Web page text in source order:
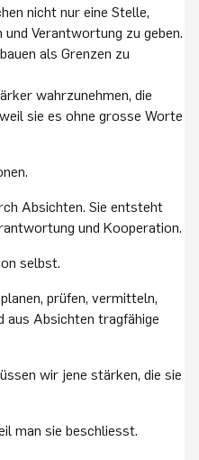
nicht nur eine Stelle,
Verantwortung zu geben.
als Grenzen zu
wahrzunehmen, die
sie es ohne grosse Worte
Absichten. Sie entsteht
und Kooperation.
selbst.
prüfen, vermitteln,
aus Absichten tragfähige
wir jene stärken, die sie
man sie beschliesst.